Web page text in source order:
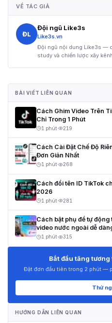
VỀ TÁC GIẢ
ĐL
Đội ngũ Like3s
Like3s.vn
Đội ngũ nội dung Like3s —
study và chiến lược xây
BÀI VIẾT LIÊN QUAN
Cách Ghim Video Trên
Chỉ Trong 1 Phút
1 phút· 219
Cách Cài Đặt Chế Độ
Đơn Giản Nhất
1 phút· 268
Cách đổi tên ID TikTok
2026
1 phút· 281
Cách bật phụ đề tự
video nước ngoài dễ
1 phút· 315
Bắt đầu tăng
Đặt đơn đầu tiên trong 2 phút —
Thử
HƯỚNG DẪN LIÊN QUAN